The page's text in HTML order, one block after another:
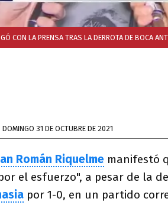
CON LA PRENSA TRAS LA DERROTA DE BOCA
DOMINGO 31 DE OCTUBRE DE 2021
Román Riquelme manifestó
el esfuerzo", a pesar de la
por 1-0, en un partido